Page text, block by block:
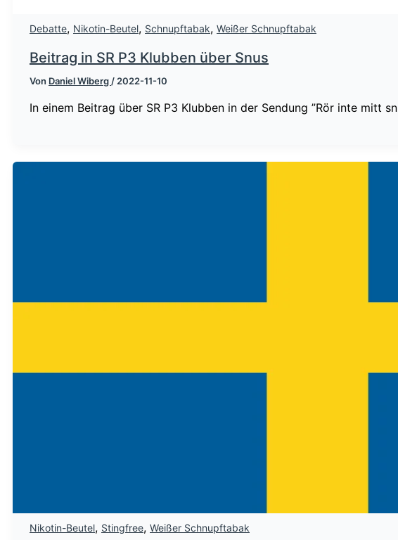
Debatte, Nikotin-Beutel, Schnupftabak, Weißer Schnupftabak
Beitrag in SR P3 Klubben über Snus
Von Daniel Wiberg / 2022-11-10
In einem Beitrag über SR P3 Klubben in der Sendung ”Rör inte mitt
Nikotin-Beutel, Stingfree, Weißer Schnupftabak